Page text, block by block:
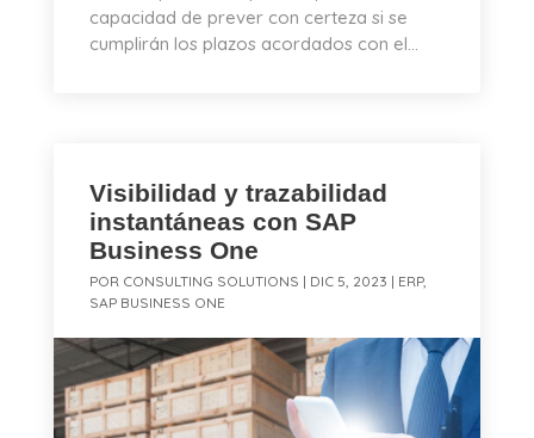
capacidad de prever con certeza si se
cumplirán los plazos acordados con el...
Visibilidad y trazabilidad
instantáneas con SAP
Business One
POR CONSULTING SOLUTIONS | DIC 5, 2023 | ERP,
SAP BUSINESS ONE